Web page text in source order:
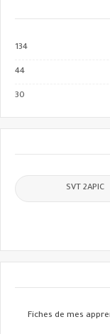
134
44
30
SVT 2APIC
Fiches de mes